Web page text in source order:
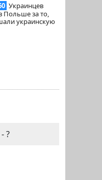
Украинцев
Польше за то,
украинскую
?